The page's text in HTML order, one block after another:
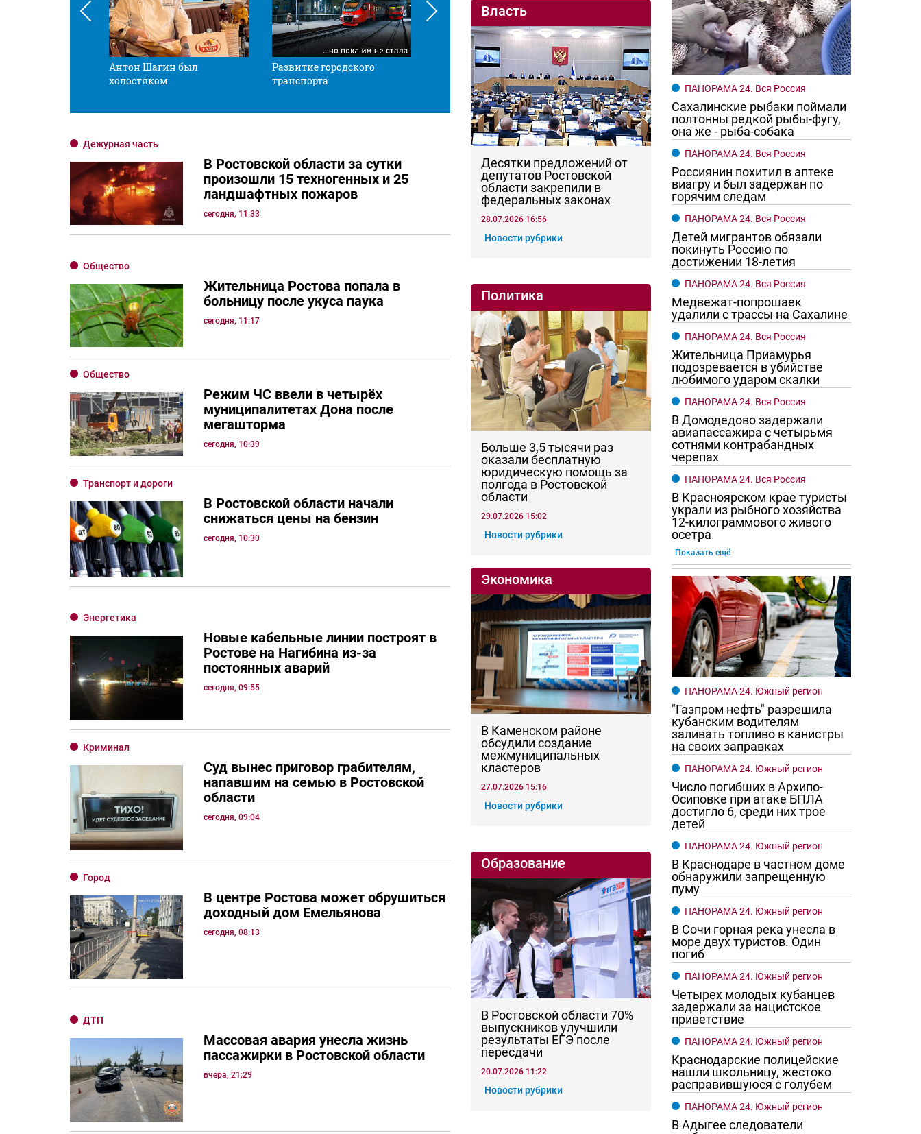
Антон Шагин был
холостяком
Развитие городского
транспорта
Красной нитью Чего хотят женщины? Ростовчане смотрите в оба
Дежурная часть
В Ростовской области за сутки
произошли 15 техногенных и 25
ландшафтных пожаров
сегодня, 11:33
Общество
Жительница Ростова попала в
больницу после укуса паука
сегодня, 11:17
Общество
Режим ЧС ввели в четырёх
муниципалитетах Дона после
мегашторма
сегодня, 10:39
Транспорт и дороги
В Ростовской области начали
снижаться цены на бензин
сегодня, 10:30
Энергетика
Новые кабельные линии построят в
Ростове на Нагибина из-за
постоянных аварий
сегодня, 09:55
Криминал
Суд вынес приговор грабителям,
напавшим на семью в Ростовской
области
сегодня, 09:04
Город
В центре Ростова может обрушиться
доходный дом Емельянова
сегодня, 08:13
ДТП
Массовая авария унесла жизнь
пассажирки в Ростовской области
вчера, 21:29
Власть
Десятки предложений от
депутатов Ростовской
области закрепили в
федеральных законах
28.07.2026 16:56
Новости рубрики
Политика
Больше 3,5 тысячи раз
оказали бесплатную
юридическую помощь за
полгода в Ростовской
области
29.07.2026 15:02
Новости рубрики
Экономика
В Каменском районе
обсудили создание
межмуниципальных
кластеров
27.07.2026 15:16
Новости рубрики
Образование
В Ростовской области 70%
выпускников улучшили
результаты ЕГЭ после
пересдачи
20.07.2026 11:22
Новости рубрики
ПАНОРАМА 24. Вся Россия
Сахалинские рыбаки поймали
полтонны редкой рыбы-фугу,
она же - рыба-собака
ПАНОРАМА 24. Вся Россия
Россиянин похитил в аптеке
виагру и был задержан по
горячим следам
ПАНОРАМА 24. Вся Россия
Детей мигрантов обязали
покинуть Россию по
достижении 18-летия
ПАНОРАМА 24. Вся Россия
Медвежат-попрошаек
удалили с трассы на Сахалине
ПАНОРАМА 24. Вся Россия
Жительница Приамурья
подозревается в убийстве
любимого ударом скалки
ПАНОРАМА 24. Вся Россия
В Домодедово задержали
авиапассажира с четырьмя
сотнями контрабандных
черепах
ПАНОРАМА 24. Вся Россия
В Красноярском крае туристы
украли из рыбного хозяйства
12-килограммового живого
осетра
Показать ещё
ПАНОРАМА 24. Южный регион
"Газпром нефть" разрешила
кубанским водителям
заливать топливо в канистры
на своих заправках
ПАНОРАМА 24. Южный регион
Число погибших в Архипо-
Осиповке при атаке БПЛА
достигло 6, среди них трое
детей
ПАНОРАМА 24. Южный регион
В Краснодаре в частном доме
обнаружили запрещенную
пуму
ПАНОРАМА 24. Южный регион
В Сочи горная река унесла в
море двух туристов. Один
погиб
ПАНОРАМА 24. Южный регион
Четырех молодых кубанцев
задержали за нацистское
приветствие
ПАНОРАМА 24. Южный регион
Краснодарские полицейские
нашли школьницу, жестоко
расправившуюся с голубем
ПАНОРАМА 24. Южный регион
В Адыгее следователи